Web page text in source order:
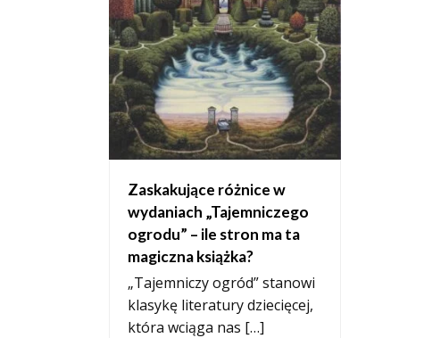
Zaskakujące różnice w
wydaniach „Tajemniczego
ogrodu” – ile stron ma ta
magiczna książka?
„Tajemniczy ogród” stanowi
klasykę literatury dziecięcej,
która wciąga nas […]